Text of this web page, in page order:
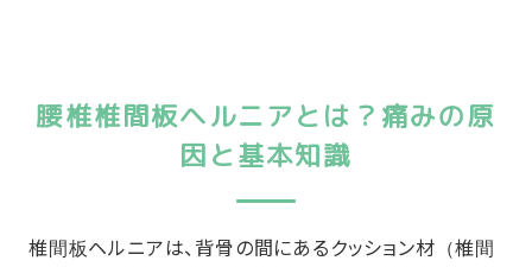
腰椎椎間板ヘルニアとは？痛みの原
因と基本知識
椎間板ヘルニアは、背骨の間にあるクッション材（椎間